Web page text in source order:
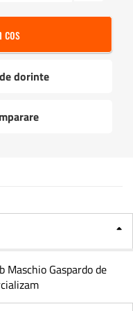
cos
dorinte
Maschio Gaspardo de